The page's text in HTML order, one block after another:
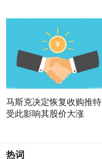
马斯克决定恢复收购推特
受此影响其股价大涨
热词